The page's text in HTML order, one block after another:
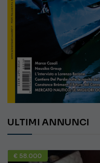
ULTIMI ANNUNCI
€ 58.000